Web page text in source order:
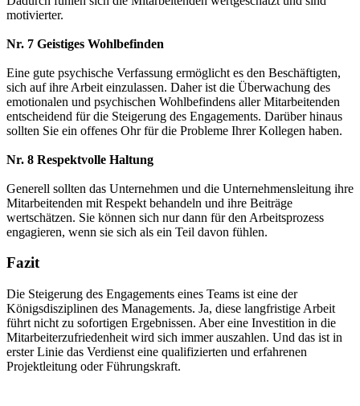
motivierter.
Nr. 7 Geistiges Wohlbefinden
Eine gute psychische Verfassung ermöglicht es den Beschäftigten,
sich auf ihre Arbeit einzulassen. Daher ist die Überwachung des
emotionalen und psychischen Wohlbefindens aller Mitarbeitenden
entscheidend für die Steigerung des Engagements. Darüber hinaus
sollten Sie ein offenes Ohr für die Probleme Ihrer Kollegen haben.
Nr. 8 Respektvolle Haltung
Generell sollten das Unternehmen und die Unternehmensleitung ihre
Mitarbeitenden mit Respekt behandeln und ihre Beiträge
wertschätzen. Sie können sich nur dann für den Arbeitsprozess
engagieren, wenn sie sich als ein Teil davon fühlen.
Fazit
Die Steigerung des Engagements eines Teams ist eine der
Königsdisziplinen des Managements. Ja, diese langfristige Arbeit
führt nicht zu sofortigen Ergebnissen. Aber eine Investition in die
Mitarbeiterzufriedenheit wird sich immer auszahlen. Und das ist in
erster Linie das Verdienst eine qualifizierten und erfahrenen
Projektleitung oder Führungskraft.